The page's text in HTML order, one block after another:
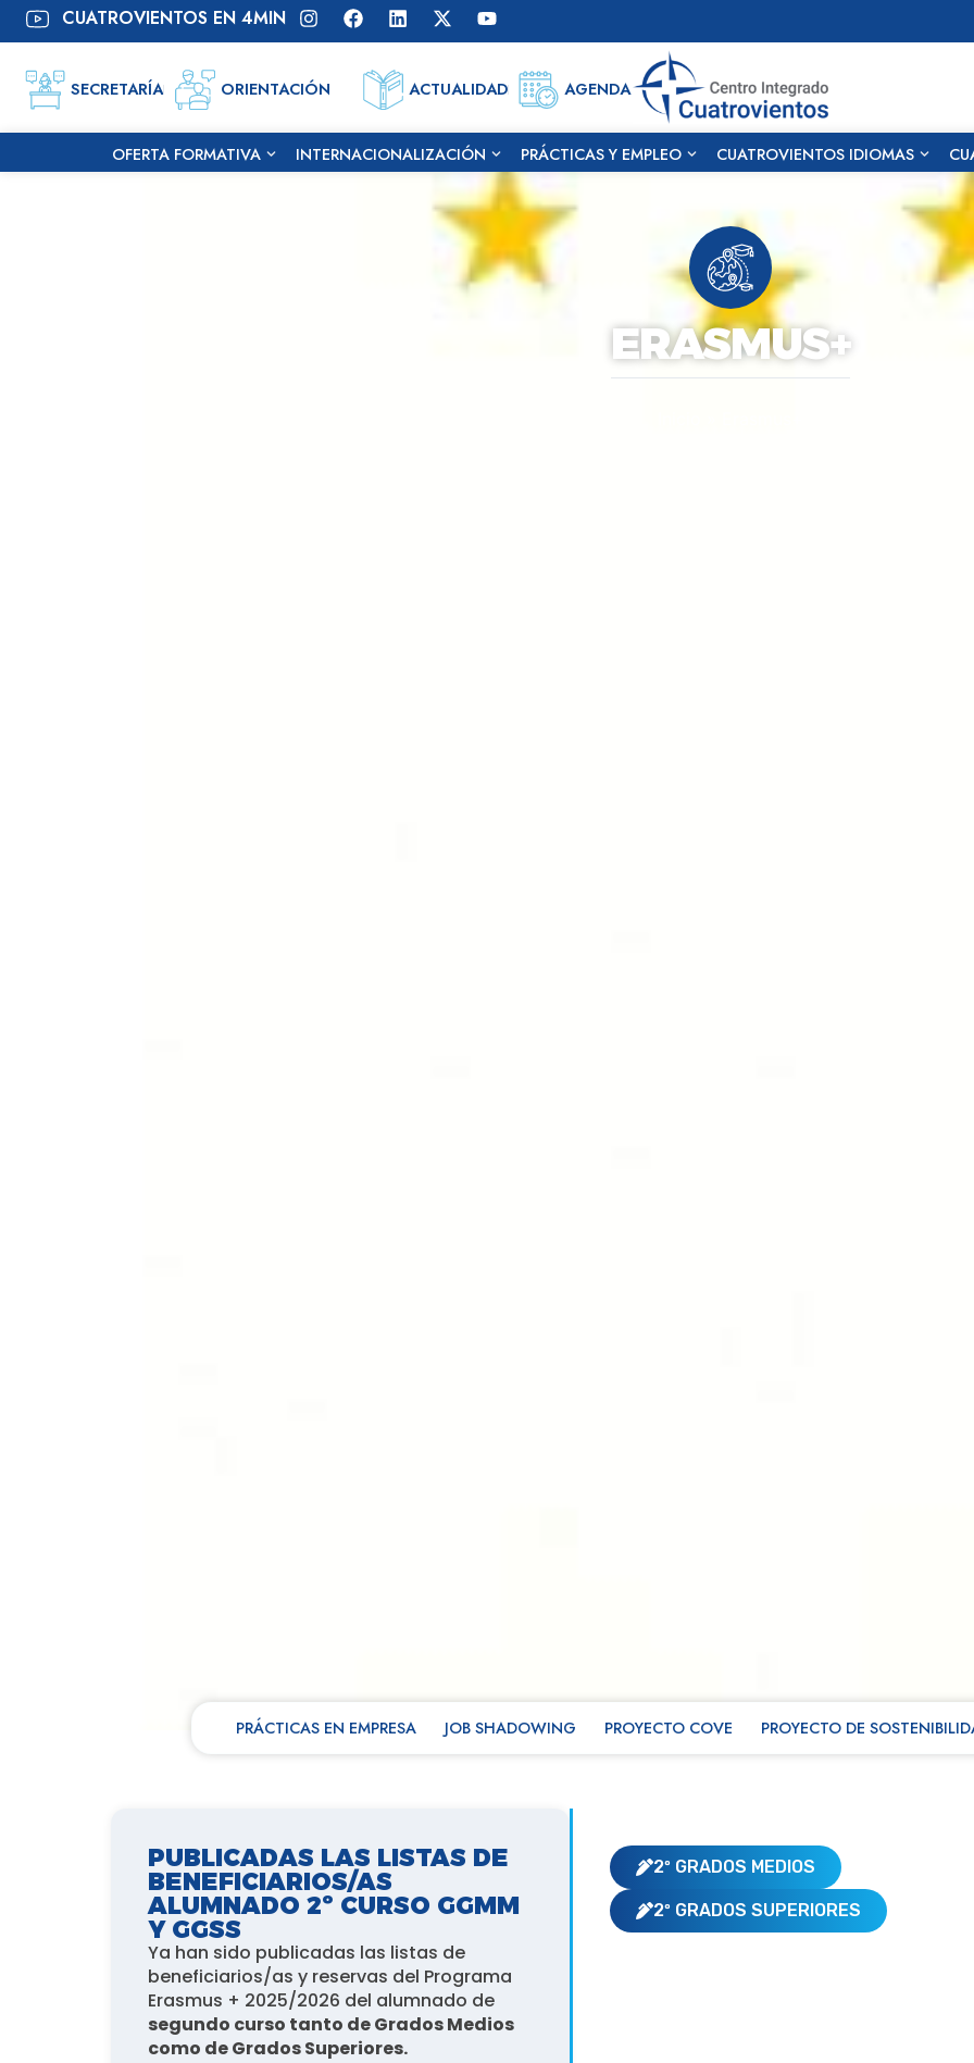
contenidoCUATROVIENTOS EN 4MIN
SECRETARÍA ORIENTACIÓN ACTUALIDAD AGENDA
OFERTA FORMATIVA INTERNACIONALIZACIÓN PRÁCTICAS Y EMPLEO CUATROVIENTOS IDIOMAS
ERASMUS+
PRÁCTICAS EN EMPRESA JOB SHADOWING PROYECTO COVE PROYECTO DE
PUBLICADAS LAS LISTAS DE
BENEFICIARIOS/AS
ALUMNADO 2º CURSO GGMM
Y GGSS
Ya han sido publicadas las listas de
beneficiarios/as y reservas del Programa
Erasmus + 2025/2026 del alumnado de
segundo curso tanto de Grados Medios
como de Grados Superiores.
2º GRADOS MEDIOS
2º GRADOS SUPERIORES